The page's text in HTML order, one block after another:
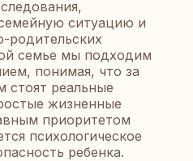
ситуацию и
родительских
семье мы подходим
понимая, что за
реальные
жизненные
приоритетом
психологическое
ребенка.